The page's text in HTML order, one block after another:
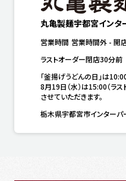
丸亀製麺宇都宮インタ
営業時間 営業時間外 - 開
ラストオーダー閉店30分前
「釜揚げうどんの日」は
8月19日（水）は15:00（ラ
させていただきます。
栃木県宇都宮市インター